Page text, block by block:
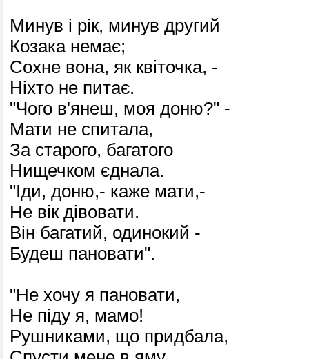
Минув і рік, минув другий
Козака немає;
Сохне вона, як квіточка, -
Ніхто не питає.
"Чого в'янеш, моя доню?" -
Мати не спитала,
За старого, багатого
Нищечком єднала.
"Іди, доню,- каже мати,-
Не вік дівовати.
Він багатий, одинокий -
Будеш пановати".
"Не хочу я пановати,
Не піду я, мамо!
Рушниками, що придбала,